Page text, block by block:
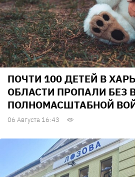
ПОЧТИ 100 ДЕТЕЙ В
ОБЛАСТИ ПРОПАЛИ БЕЗ
ПОЛНОМАСШТАБНОЙ
06 Августа 16:43